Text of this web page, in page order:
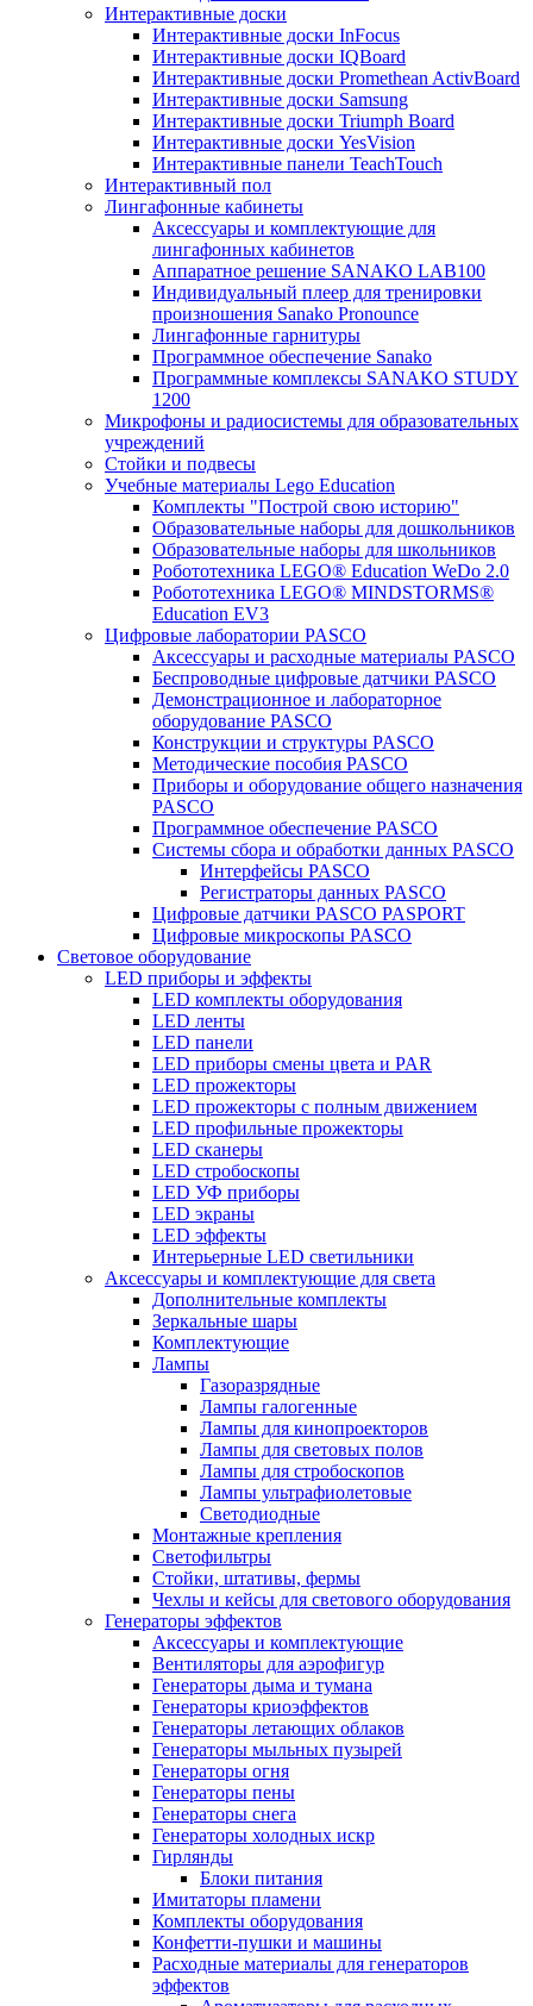
Интерактивные доски
Интерактивные доски InFocus
Интерактивные доски IQBoard
Интерактивные доски Promethean ActivBoard
Интерактивные доски Samsung
Интерактивные доски Triumph Board
Интерактивные доски YesVision
Интерактивные панели TeachTouch
Интерактивный пол
Лингафонные кабинеты
Аксессуары и комплектующие для
лингафонных кабинетов
Аппаратное решение SANAKO LAB100
Индивидуальный плеер для тренировки
произношения Sanako Pronounce
Лингафонные гарнитуры
Программное обеспечение Sanako
Программные комплексы SANAKO STUDY
1200
Микрофоны и радиосистемы для образовательных
учреждений
Стойки и подвесы
Учебные материалы Lego Education
Комплекты "Построй свою историю"
Образовательные наборы для дошкольников
Образовательные наборы для школьников
Робототехника LEGO® Education WeDo 2.0
Робототехника LEGO® MINDSTORMS®
Education EV3
Цифровые лаборатории PASCO
Аксессуары и расходные материалы PASCO
Беспроводные цифровые датчики PASCO
Демонстрационное и лабораторное
оборудование PASCO
Конструкции и структуры PASCO
Методические пособия PASCO
Приборы и оборудование общего назначения
PASCO
Программное обеспечение PASCO
Системы сбора и обработки данных PASCO
Интерфейсы PASCO
Регистраторы данных PASCO
Цифровые датчики PASCO PASPORT
Цифровые микроскопы PASCO
Световое оборудование
LED приборы и эффекты
LED комплекты оборудования
LED ленты
LED панели
LED приборы смены цвета и PAR
LED прожекторы
LED прожекторы с полным движением
LED профильные прожекторы
LED сканеры
LED стробоскопы
LED УФ приборы
LED экраны
LED эффекты
Интерьерные LED светильники
Аксессуары и комплектующие для света
Дополнительные комплекты
Зеркальные шары
Комплектующие
Лампы
Газоразрядные
Лампы галогенные
Лампы для кинопроекторов
Лампы для световых полов
Лампы для стробоскопов
Лампы ультрафиолетовые
Светодиодные
Монтажные крепления
Светофильтры
Стойки, штативы, фермы
Чехлы и кейсы для светового оборудования
Генераторы эффектов
Аксессуары и комплектующие
Вентиляторы для аэрофигур
Генераторы дыма и тумана
Генераторы криоэффектов
Генераторы летающих облаков
Генераторы мыльных пузырей
Генераторы огня
Генераторы пены
Генераторы снега
Генераторы холодных искр
Гирлянды
Блоки питания
Имитаторы пламени
Комплекты оборудования
Конфетти-пушки и машины
Расходные материалы для генераторов
эффектов